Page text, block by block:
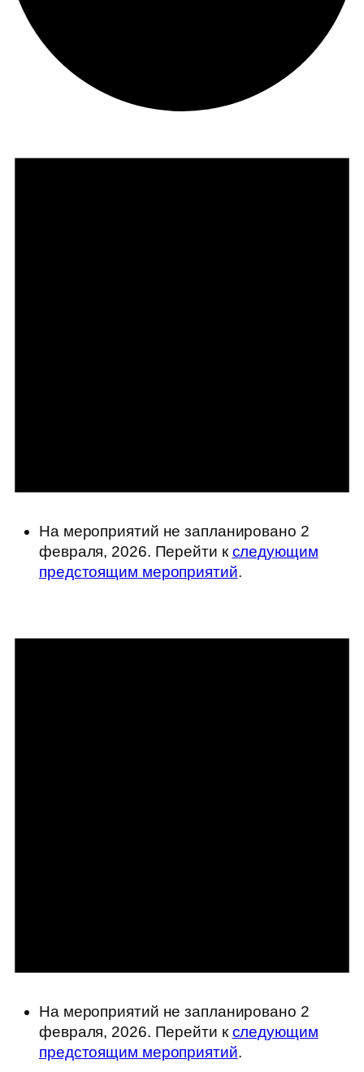
На мероприятий не запланировано 2
февраля, 2026. Перейти к следующим
предстоящим мероприятий.
На мероприятий не запланировано 2
февраля, 2026. Перейти к следующим
предстоящим мероприятий.